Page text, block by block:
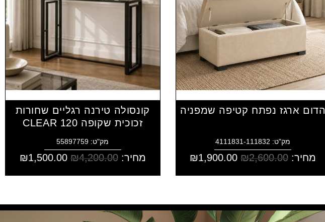
הדום ארגז נפתח קטיפה שמפניה
מק"ט: 4111831-111832
מחיר: ₪2,600.00
₪1,900.00
קונסולה טירנה רגליים שחורות
זכוכית שקופה CLEAR 120
מק"ט: 55897759
מחיר: ₪4,200.00
₪1,500.00